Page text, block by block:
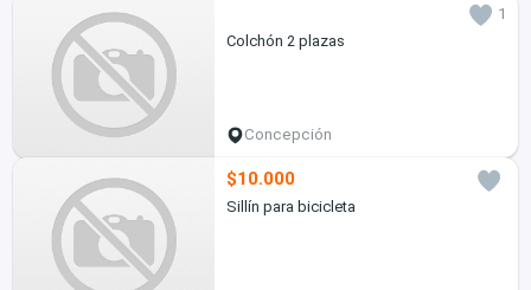
1
Colchón 2 plazas
Concepción
$10.000
Sillín para bicicleta